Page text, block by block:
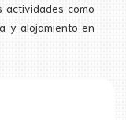
actividades como
y alojamiento en